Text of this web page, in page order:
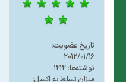
تاریخ عضویت:
2012/01/16
نوشته‌ها:1212